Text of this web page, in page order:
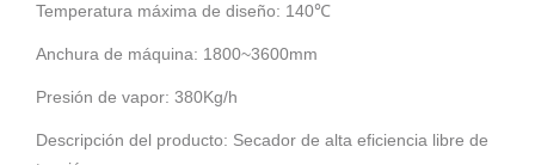
Temperatura máxima de diseño: 140℃
Anchura de máquina: 1800~3600mm
Presión de vapor: 380Kg/h
Descripción del producto: Secador de alta eficiencia libre de